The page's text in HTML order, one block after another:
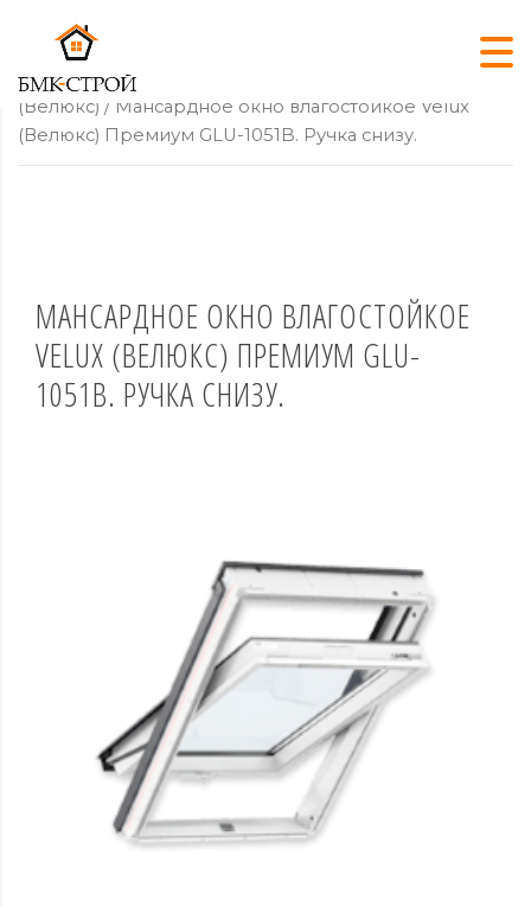
Главная/Мансардные окна
(Велюкс) / Мансардное окно влагостойкое Velux
(Велюкс) Премиум GLU-1051B. Ручка снизу.
МАНСАРДНОЕ ОКНО ВЛАГОСТОЙКОЕ
VELUX (ВЕЛЮКС) ПРЕМИУМ GLU-
1051B. РУЧКА СНИЗУ.